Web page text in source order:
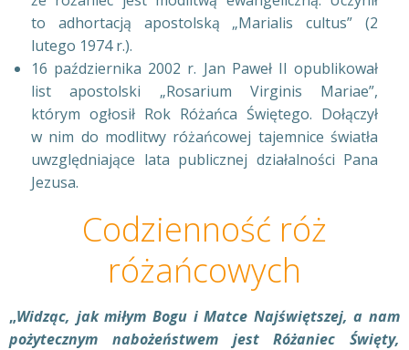
to adhortacją apostolską „Marialis cultus” (2
lutego 1974 r.).
16 października 2002 r. Jan Paweł II opublikował
list apostolski „Rosarium Virginis Mariae”,
którym ogłosił Rok Różańca Świętego. Dołączył
w nim do modlitwy różańcowej tajemnice światła
uwzględniające lata publicznej działalności Pana
Jezusa.
Codzienność róż
różańcowych
„Widząc, jak miłym Bogu i Matce Najświętszej, a nam
pożytecznym nabożeństwem jest Różaniec Święty,